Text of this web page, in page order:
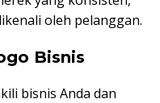
oleh pelanggan.
Bisnis
bisnis Anda dan